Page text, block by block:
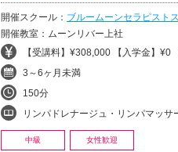
開催スクール： ブルームーンセラピストスクー
開催教室：ムーンリバー上社
【受講料】¥308,000 【入学金】¥0
3～6ヶ月未満
150分
リンパドレナージュ・リンパマッサージ、アロマ、リフレクソロジー、
中級 女性歓迎